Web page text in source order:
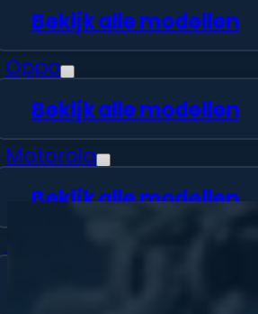
Bekijk alle modellen
Oppo
Bekijk alle modellen
Motorola
Bekijk alle modellen